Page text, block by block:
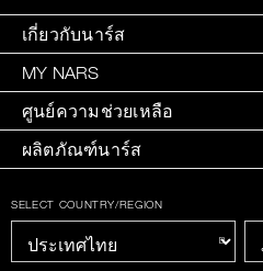
เกี่ยวกับนาร์ส
MY NARS
ศูนย์ความช่วยเหลือ
ผลิตภัณฑ์นาร์ส
SELECT COUNTRY/REGION